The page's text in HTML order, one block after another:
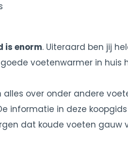
is enorm. Uiteraard ben jij
voetenwarmer in huis
alles over onder andere
informatie in deze
dat koude voeten gauw